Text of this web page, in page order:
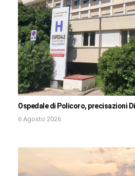
Ospedale di Policoro, precisazioni
6 Agosto 2026